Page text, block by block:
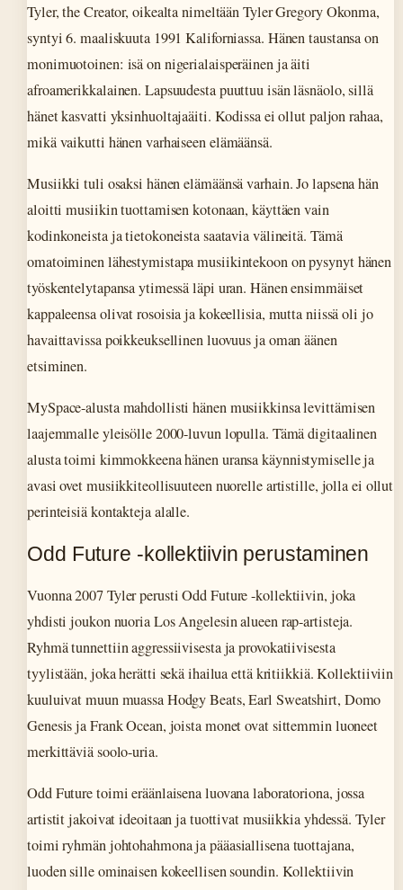
Tyler, the Creator, oikealta nimeltään Tyler Gregory Okonma,
syntyi 6. maaliskuuta 1991 Kaliforniassa. Hänen taustansa on
monimuotoinen: isä on nigerialaisperäinen ja äiti
afroamerikkalainen. Lapsuudesta puuttuu isän läsnäolo, sillä
hänet kasvatti yksinhuoltajaäiti. Kodissa ei ollut paljon rahaa,
mikä vaikutti hänen varhaiseen elämäänsä.
Musiikki tuli osaksi hänen elämäänsä varhain. Jo lapsena hän
aloitti musiikin tuottamisen kotonaan, käyttäen vain
kodinkoneista ja tietokoneista saatavia välineitä. Tämä
omatoiminen lähestymistapa musiikintekoon on pysynyt hänen
työskentelytapansa ytimessä läpi uran. Hänen ensimmäiset
kappaleensa olivat rosoisia ja kokeellisia, mutta niissä oli jo
havaittavissa poikkeuksellinen luovuus ja oman äänen
etsiminen.
MySpace-alusta mahdollisti hänen musiikkinsa levittämisen
laajemmalle yleisölle 2000-luvun lopulla. Tämä digitaalinen
alusta toimi kimmokkeena hänen uransa käynnistymiselle ja
avasi ovet musiikkiteollisuuteen nuorelle artistille, jolla ei ollut
perinteisiä kontakteja alalle.
Odd Future -kollektiivin perustaminen
Vuonna 2007 Tyler perusti Odd Future -kollektiivin, joka
yhdisti joukon nuoria Los Angelesin alueen rap-artisteja.
Ryhmä tunnettiin aggressiivisesta ja provokatiivisesta
tyylistään, joka herätti sekä ihailua että kritiikkiä. Kollektiiviin
kuuluivat muun muassa Hodgy Beats, Earl Sweatshirt, Domo
Genesis ja Frank Ocean, joista monet ovat sittemmin luoneet
merkittäviä soolo-uria.
Odd Future toimi eräänlaisena luovana laboratoriona, jossa
artistit jakoivat ideoitaan ja tuottivat musiikkia yhdessä. Tyler
toimi ryhmän johtohahmona ja pääasiallisena tuottajana,
luoden sille ominaisen kokeellisen soundin. Kollektiivin